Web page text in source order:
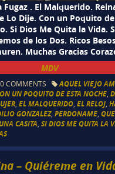
Fugaz . El Malquerido.
Lo Dije. Con un Poquito
Si Dios Me Quita la Vida.
de los Dos. Ricos
Muchas Gracias
MDV
0 COMMENTS AQUEL VIEJO
UN POQUITO DE ESTA NOCHE ,
,EL MALQUERIDO ,EL RELOJ ,
GONZALEZ,PERDONAME ,
CASITA ,SI DIOS ME QUITA LA
– Quiéreme en